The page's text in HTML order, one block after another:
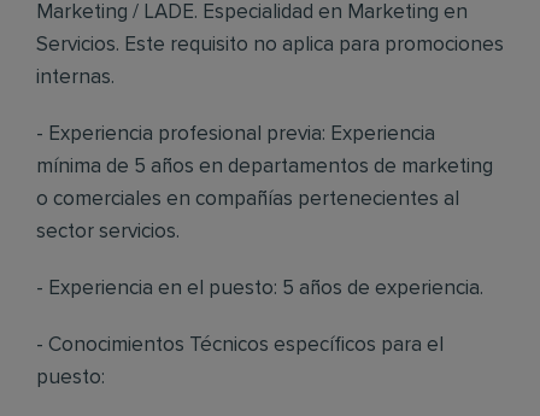
Marketing / LADE. Especialidad en Marketing en
Servicios. Este requisito no aplica para promociones
internas.
- Experiencia profesional previa: Experiencia
mínima de 5 años en departamentos de marketing
o comerciales en compañías pertenecientes al
sector servicios.
- Experiencia en el puesto: 5 años de experiencia.
- Conocimientos Técnicos específicos para el
puesto: